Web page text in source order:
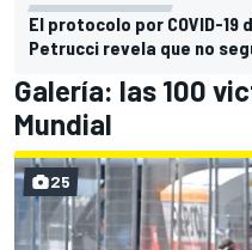
El protocolo por COVID-19
Petrucci revela que no
Galería: las 100
Mundial
25